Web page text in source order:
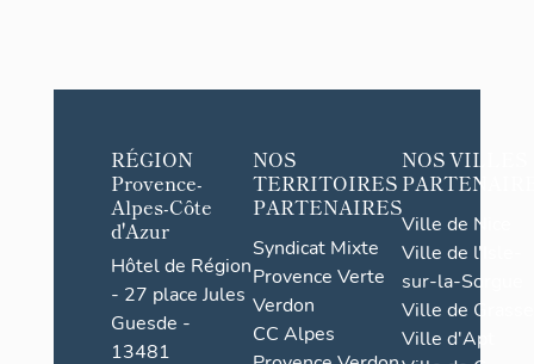
RÉGION
Provence-
Alpes-Côte
d'Azur
Hôtel de Région
- 27 place Jules
Guesde -
13481
NOS
TERRITOIRES
PARTENAIRES
Syndicat Mixte
Provence Verte
Verdon
CC Alpes
NOS VILLES
Ville de Nice
Ville de l'Isle-
sur-la-Sorgue
Ville de Grasse
Ville d'Apt